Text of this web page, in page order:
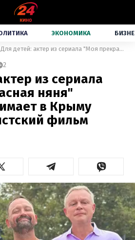
ЭКОНОМИКА
Для детей: актер из сериала "Моя прекрасная няня" Жигунов снимает в Крыму пропагандистский фильм
2
из сериала
няня"
в Крыму
фильм